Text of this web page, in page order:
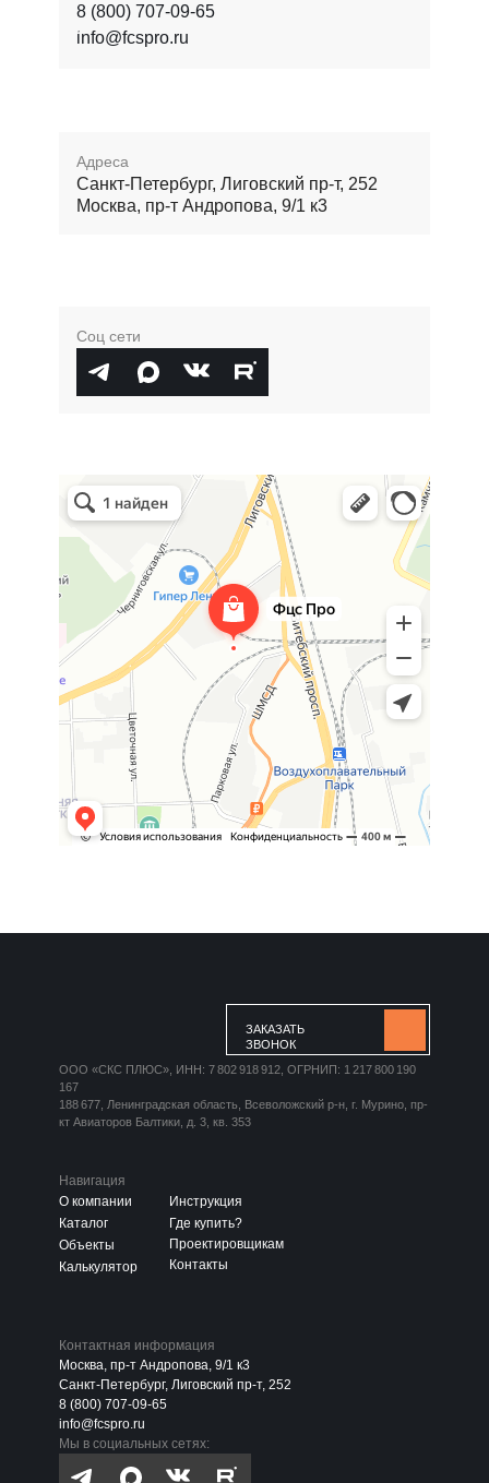
Соц сети
Адреса
Санкт-Петербург, Лиговский пр-т, 252
Москва, пр-т Андропова, 9/1 к3
8 (800) 707-09-65
info@fcspro.ru
Навигация
О компании
Каталог
Объекты
Калькулятор
Инструкция
Где купить?
Проектировщикам
Контакты
Контактная информация
Москва, пр-т Андропова, 9/1 к3
Санкт-Петербург, Лиговский пр-т, 252
8 (800) 707-09-65
info@fcspro.ru
Мы в социальных сетях:
ЗАКАЗАТЬ
ЗВОНОК
ООО «СКС ПЛЮС», ИНН: 7 802 918 912, ОГРНИП: 1 217 800 190
167
188 677, Ленинградская область, Всеволожский р-н, г. Мурино, пр-
кт Авиаторов Балтики, д. 3, кв. 353